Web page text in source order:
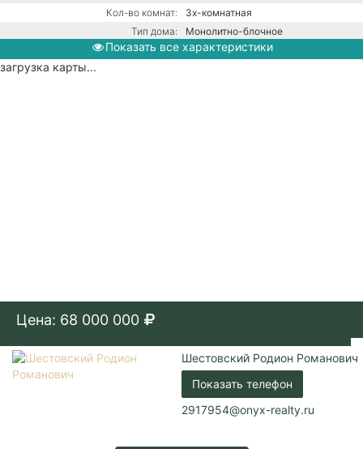
Кол-во комнат:
3х-комнатная
Тип дома:
Монолитно-блочное
Ремонт:
С ремонтом
Показать все характеристики
загрузка карты...
Цена: 68 000 000
Шестовский Родион Романович
Показать телефон
2917954@onyx-realty.ru